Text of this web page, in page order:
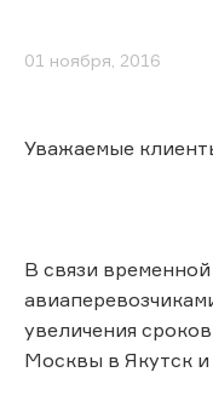
01 ноября, 2016
Уважаемые
В связи
увеличения
Москвы в Якутск